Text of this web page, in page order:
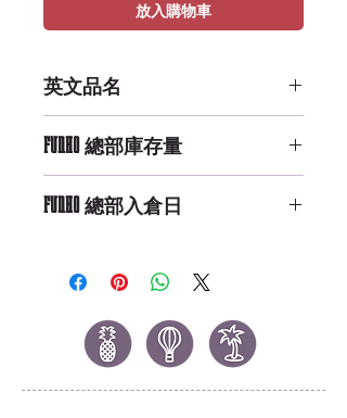
放入購物車
英文品名
(White Uniform)
FUNKO 總部庫存量
FUNKO 總部入倉日